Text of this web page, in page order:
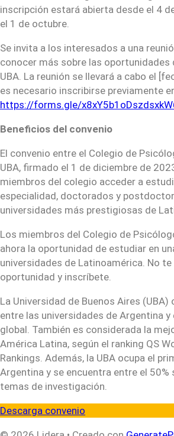
inscripción estará abierta desde el 4
el 1 de octubre.
Se invita a los interesados a una
conocer más sobre las oportunidades
UBA. La reunión se llevará a cabo el
es necesario inscribirse previamente
https://forms.gle/
Beneficios del convenio
El convenio entre el Colegio de
UBA, firmado el 1 de diciembre de
miembros del colegio acceder a
especialidad, doctorados y
universidades más prestigiosas de
Los miembros del Colegio de
ahora la oportunidad de estudiar en
universidades de Latinoamérica. No
oportunidad y inscríbete.
La Universidad de Buenos Aires (UBA)
entre las universidades de Argentina
global. También es considerada la
América Latina, según el ranking QS
Rankings. Además, la UBA ocupa el
Argentina y se encuentra entre el 50%
temas de investigación.
Descarga convenio